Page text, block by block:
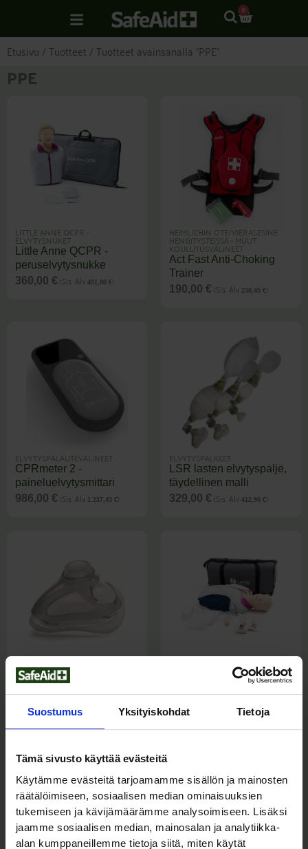
Suostumus Yksityiskohdat Tietoja
Tämä sivusto käyttää evästeitä
Käytämme evästeitä tarjoamamme sisällön ja mainosten
räätälöimiseen, sosiaalisen median ominaisuuksien
tukemiseen ja kävijämäärämme analysoimiseen. Lisäksi
jaamme sosiaalisen median, mainosalan ja analytiikka-
alan kumppaneillemme tietoja siitä, miten käytät
0
CART
Etusivu/Tuotteet/ Tuotteet avainsanalla “PPE”
PPE
LITTLE ANNE QCPR -
ELVYTYSNUKET
Little Anne QCPR -
peruselvytysnukke
360,00 € (Sis. Alv 451,80 € )
HEIMLICHIN OTE/VIERASESINE
HENGITYSTEISSÄ•MUUT
KOULUTUSVÄLINEET
Act Fast Anti-Choking
Trainer
190,00 € (Sis. Alv 238,45 € )
ELVYTYSPALAUTEVÄLINEET
CPRmeter 2 -
paineluelvytysmittari
986,00 € (Sis. Alv 1.237,43 € )
ELVYTYSPALKEET
LSR lasten elvytyspalje,
täydellinen malli
329,00 € (Sis. Alv 412,90 € )
ELVYTYSPALKEET
Silikonimaski nro 4-5+
59,00€(Sis. Alv74,05€)
RESUSCI ANNE QCPR -
RESUSCI ANNE
QCPR ELVYTYSNUKET
Resusci Anne QCPR -
elvytysnukke Torso